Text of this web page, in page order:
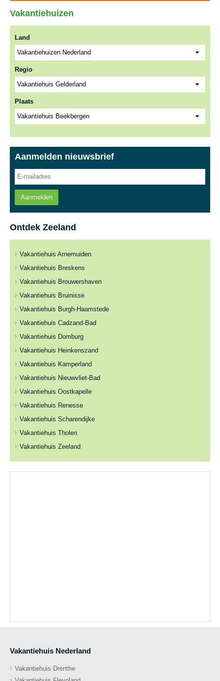
Vakantiehuizen
Land
Regio
Plaats
Aanmelden nieuwsbrief
Aanmelden
Ontdek Zeeland
Vakantiehuis Arnemuiden
Vakantiehuis Breskens
Vakantiehuis Brouwershaven
Vakantiehuis Bruinisse
Vakantiehuis Burgh-Haamstede
Vakantiehuis Cadzand-Bad
Vakantiehuis Domburg
Vakantiehuis Heinkenszand
Vakantiehuis Kamperland
Vakantiehuis Nieuwvliet-Bad
Vakantiehuis Oostkapelle
Vakantiehuis Renesse
Vakantiehuis Scharendijke
Vakantiehuis Tholen
Vakantiehuis Zeeland
Vakantiehuis Nederland
Vakantiehuis Drenthe